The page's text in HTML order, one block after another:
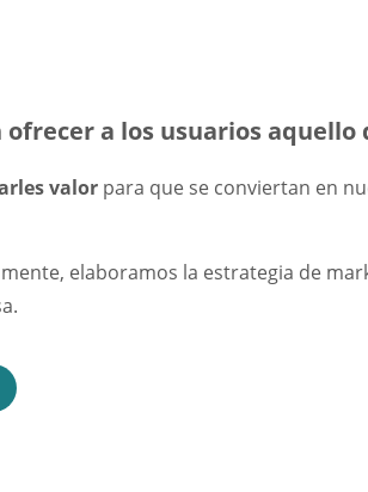
a los usuarios
valor para que se conviertan en
elaboramos la estrategia de